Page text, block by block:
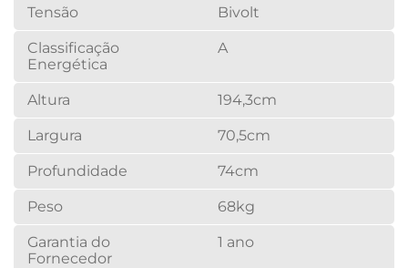
Tensão Bivolt
Classificação
Energética
A
Altura 194,3cm
Largura 70,5cm
Profundidade 74cm
Peso 68kg
Garantia do
Fornecedor
1 ano